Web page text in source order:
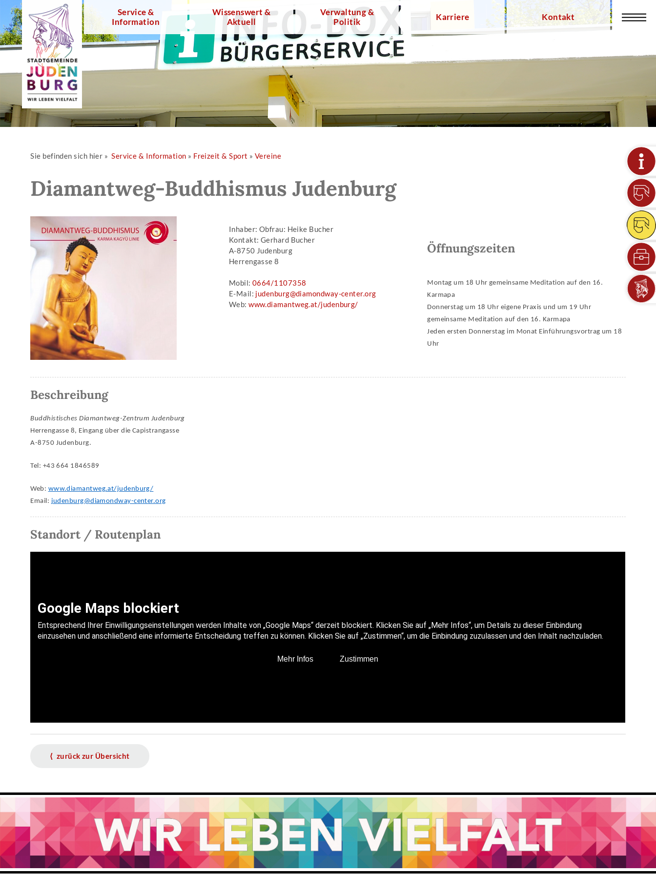
Service &
Information
Wissenswert &
Aktuell
Verwaltung &
Politik
Karriere Kontakt
Sie befinden sich hier »Service & Information » Freizeit & Sport » Vereine
Diamantweg-Buddhismus Judenburg
Inhaber: Obfrau: Heike Bucher
Kontakt: Gerhard Bucher
A-8750 Judenburg
Herrengasse 8
Mobil: 0664/1107358
E-Mail: judenburg@diamondway-center.org
Web:www.diamantweg.at/judenburg/
Öffnungszeiten
Montag um 18 Uhr gemeinsame Meditation auf den 16.
Karmapa
Donnerstag um 18 Uhr eigene Praxis und um 19 Uhr
gemeinsame Meditation auf den 16. Karmapa
Jeden ersten Donnerstag im Monat Einführungsvortrag um 18
Uhr
Beschreibung
Buddhistisches Diamantweg-Zentrum Judenburg
Herrengasse 8, Eingang über die Capistrangasse
A-8750 Judenburg.
Tel: +43 664 1846589
Web: www.diamantweg.at/judenburg/
Email: judenburg@diamondway-center.org
Standort / Routenplan
⟨ zurück zur Übersicht